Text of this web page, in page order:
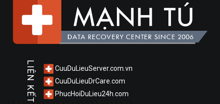
LIÊN KẾT
CuuDuLieuServer.com.vn
CuuDuLieuDrCare.com
PhucHoiDuLieu24h.com